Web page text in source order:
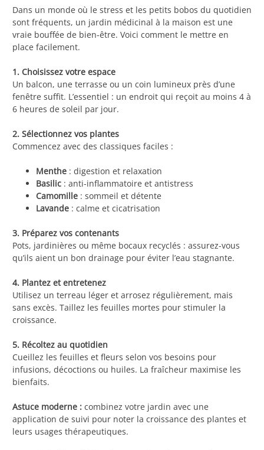
Dans un monde où le stress et les petits bobos du quotidien
sont fréquents, un jardin médicinal à la maison est une
vraie bouffée de bien-être. Voici comment le mettre en
place facilement.
1. Choisissez votre espace
Un balcon, une terrasse ou un coin lumineux près d’une
fenêtre suffit. L’essentiel : un endroit qui reçoit au moins 4 à
6 heures de soleil par jour.
2. Sélectionnez vos plantes
Commencez avec des classiques faciles :
Menthe : digestion et relaxation
Basilic : anti-inflammatoire et antistress
Camomille : sommeil et détente
Lavande : calme et cicatrisation
3. Préparez vos contenants
Pots, jardinières ou même bocaux recyclés : assurez-vous
qu’ils aient un bon drainage pour éviter l’eau stagnante.
4. Plantez et entretenez
Utilisez un terreau léger et arrosez régulièrement, mais
sans excès. Taillez les feuilles mortes pour stimuler la
croissance.
5. Récoltez au quotidien
Cueillez les feuilles et fleurs selon vos besoins pour
infusions, décoctions ou huiles. La fraîcheur maximise les
bienfaits.
Astuce moderne : combinez votre jardin avec une
application de suivi pour noter la croissance des plantes et
leurs usages thérapeutiques.